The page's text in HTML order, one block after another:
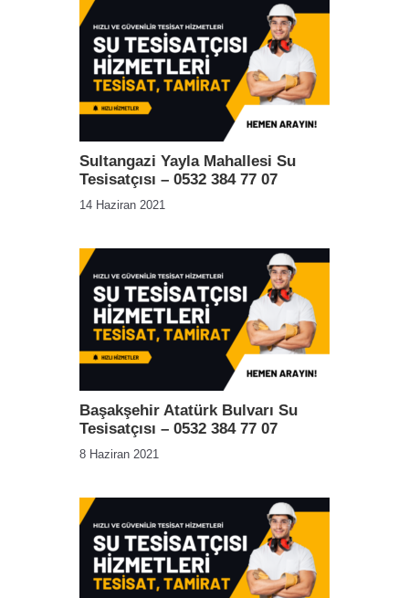
Sultangazi Yayla Mahallesi Su
Tesisatçısı – 0532 384 77 07
14 Haziran 2021
Başakşehir Atatürk Bulvarı Su
Tesisatçısı – 0532 384 77 07
8 Haziran 2021